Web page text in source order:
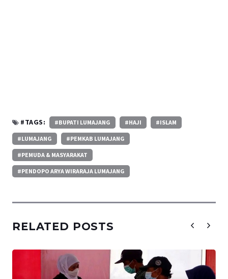
#TAGS: #BUPATI LUMAJANG #HAJI #ISLAM
#LUMAJANG #PEMKAB LUMAJANG
#PEMUDA & MASYARAKAT
#PENDOPO ARYA WIRARAJA LUMAJANG
RELATED POSTS